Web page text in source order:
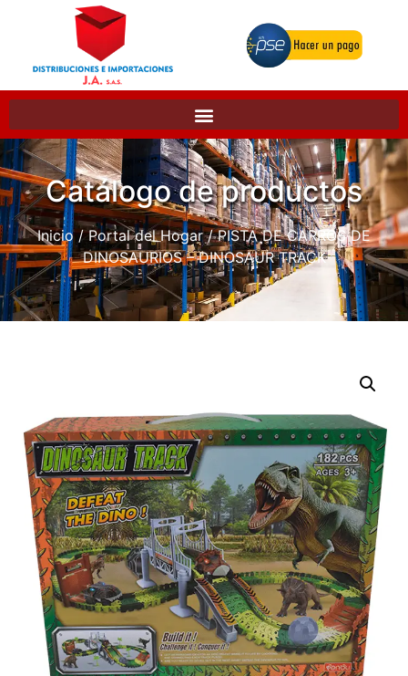
Catálogo de productos
Inicio/Portal del Hogar/ PISTA DE CARROS DE
DINOSAURIOS – DINOSAUR TRACK